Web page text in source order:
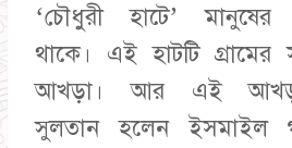
‘চৌধুরী হাটে’
থাকে। এই হাটটি গ্রামের
আখড়া। আর এই
সুলতান হলেন ইসমাইল